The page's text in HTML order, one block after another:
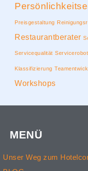
Preisgestaltung
Restaurantberater
Servicequalität
Klassifizierung
Workshops
MENÜ
Unser Weg zum